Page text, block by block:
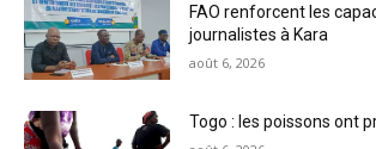
FAO renforcent les
journalistes à Kara
août 6, 2026
Togo : les poissons ont